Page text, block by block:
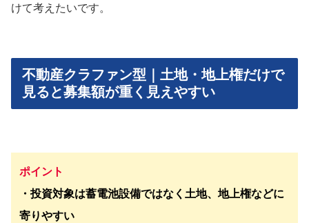
けて考えたいです。
不動産クラファン型｜土地・地上権だけで
見ると募集額が重く見えやすい
ポイント
・投資対象は蓄電池設備ではなく土地、地上権などに
寄りやすい